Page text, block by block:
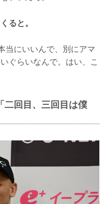
ると。
にいいんで、別にアマ
ぐらいなんで。はい、こ
二回目、三回目は僕